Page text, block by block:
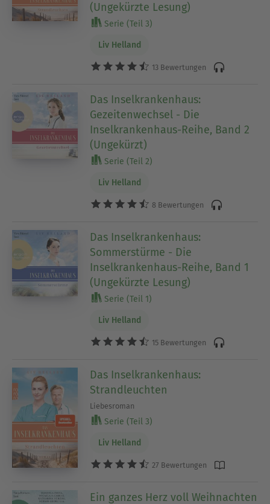
(Ungekürzte Lesung)
Serie (Teil 3)
Liv Helland
13 Bewertungen
Das Inselkrankenhaus:
Gezeitenwechsel - Die
Inselkrankenhaus-Reihe, Band 2
(Ungekürzt)
Serie (Teil 2)
Liv Helland
8 Bewertungen
Das Inselkrankenhaus:
Sommerstürme - Die
Inselkrankenhaus-Reihe, Band 1
(Ungekürzte Lesung)
Serie (Teil 1)
Liv Helland
15 Bewertungen
Das Inselkrankenhaus:
Strandleuchten
Liebesroman
Serie (Teil 3)
Liv Helland
27 Bewertungen
Ein ganzes Herz voll Weihnachten